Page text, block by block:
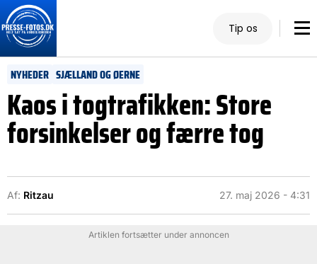
Tip os
NYHEDER SJÆLLAND OG ØERNE
Kaos i togtrafikken: Store
forsinkelser og færre tog
Af: Ritzau 27. maj 2026 - 4:31
Artiklen fortsætter under annoncen